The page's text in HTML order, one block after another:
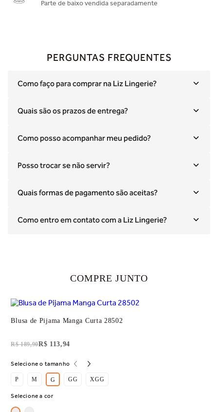
Parte de baixo vendida separadamente
PERGUNTAS FREQUENTES
Como faço para comprar na Liz Lingerie?
Quais são os prazos de entrega?
Como posso acompanhar meu pedido?
Posso trocar se não servir?
Quais formas de pagamento são aceitas?
Como entro em contato com a Liz Lingerie?
COMPRE JUNTO
Blusa de Pijama Manga Curta 28502
R$ 189,90R$ 113,94
Selecione o tamanho
P M G GG XGG
Selecione a cor